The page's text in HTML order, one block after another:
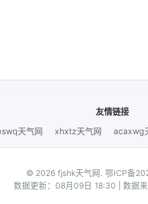
友情链接
天气网
xhxtz天气网 acaxwg
© 2026 fjshk天气网. 鄂ICP备
数据更新：08月09日 18:30 | 数据